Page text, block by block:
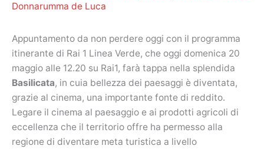
Donnarumma de Luca
Appuntamento da non perdere oggi con il programma
itinerante di Rai 1 Linea Verde, che oggi domenica 20
maggio alle 12.20 su Rai1, farà tappa nella splendida
Basilicata, in cuia bellezza dei paesaggi è diventata,
grazie al cinema, una importante fonte di reddito.
Legare il cinema al paesaggio e ai prodotti agricoli di
eccellenza che il territorio offre ha permesso alla
regione di diventare meta turistica a livello